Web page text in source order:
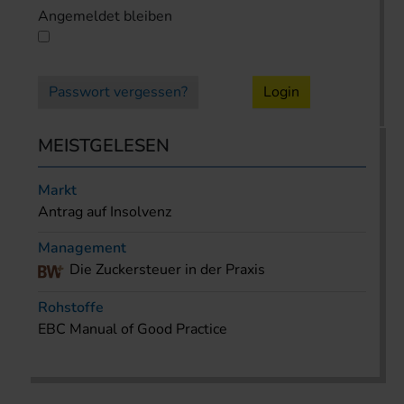
Angemeldet bleiben
Passwort vergessen? Login
MEISTGELESEN
Markt
Antrag auf Insolvenz
Management
Die Zuckersteuer in der Praxis
Rohstoffe
EBC Manual of Good Practice